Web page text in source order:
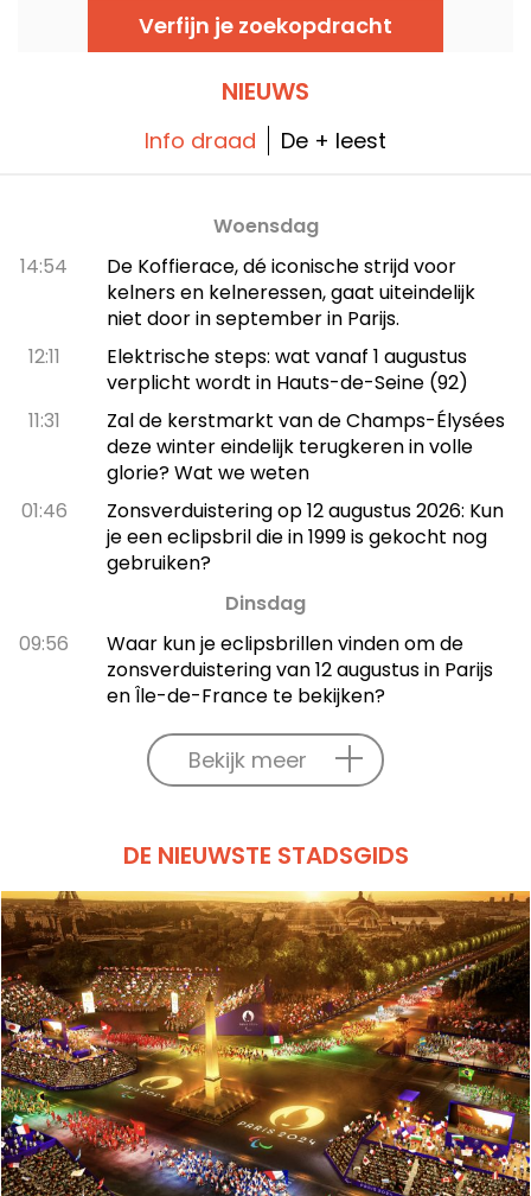
Verfijn je zoekopdracht
NIEUWS
Info draad De + leest
Woensdag
14:54
De Koffierace, dé iconische strijd voor
kelners en kelneressen, gaat uiteindelijk
niet door in september in Parijs.
12:11
Elektrische steps: wat vanaf 1 augustus
verplicht wordt in Hauts-de-Seine (92)
11:31
Zal de kerstmarkt van de Champs-Élysées
deze winter eindelijk terugkeren in volle
glorie? Wat we weten
01:46
Zonsverduistering op 12 augustus 2026: Kun
je een eclipsbril die in 1999 is gekocht nog
gebruiken?
Dinsdag
09:56
Waar kun je eclipsbrillen vinden om de
zonsverduistering van 12 augustus in Parijs
en Île-de-France te bekijken?
Bekijk meer
DE NIEUWSTE STADSGIDS